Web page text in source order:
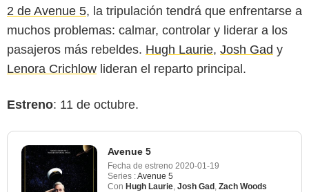
2 de Avenue 5, la tripulación tendrá que enfrentarse a
muchos problemas: calmar, controlar y liderar a los
pasajeros más rebeldes. Hugh Laurie, Josh Gad y
Lenora Crichlow lideran el reparto principal.
Estreno: 11 de octubre.
Avenue 5
Fecha de estreno 2020-01-19
Series :Avenue 5
Con Hugh Laurie, Josh Gad, Zach Woods